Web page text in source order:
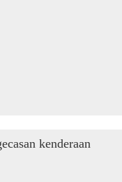
kenderaan